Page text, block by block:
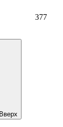
377
Вверх